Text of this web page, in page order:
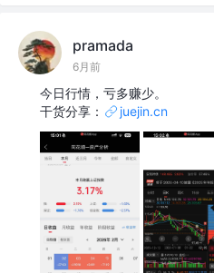
pramada
6月前
今日行情，亏多赚少。
干货分享：
juejin.cn